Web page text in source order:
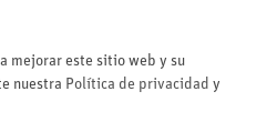
mejorar este sitio web y su
nuestra Política de privacidad y